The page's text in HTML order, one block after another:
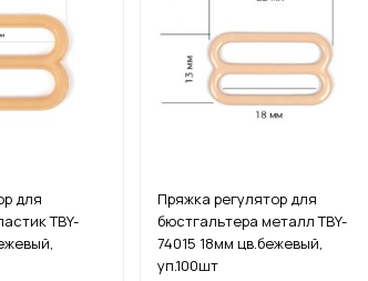
для
TBY-
Пряжка регулятор для
бюстгальтера металл TBY-
74015 18мм цв.бежевый,
уп.100шт